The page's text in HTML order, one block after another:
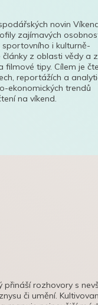
novin
zajímavých
sportovního i kulturně-
z oblasti vědy a
filmové tipy. Cílem je
reportážích a
ekonomických trendů
na víkend.
přináší rozhovory s
či umění.